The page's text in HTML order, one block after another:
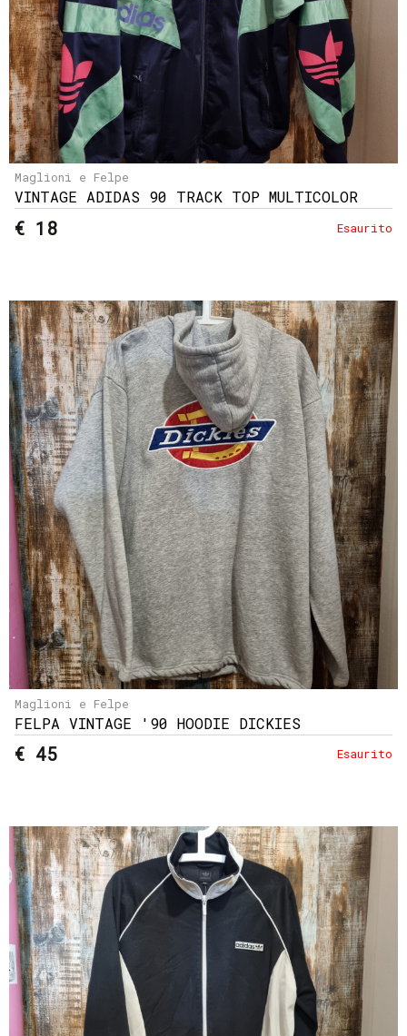
Maglioni e Felpe
VINTAGE ADIDAS 90 TRACK TOP MULTICOLOR
€ 18 Esaurito
Maglioni e Felpe
FELPA VINTAGE '90 HOODIE DICKIES
€ 45 Esaurito